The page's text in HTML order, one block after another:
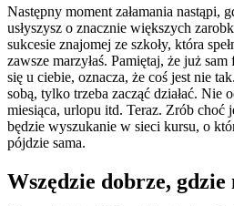
Następny moment załamania nastąpi,
usłyszysz o znacznie większych
sukcesie znajomej ze szkoły, która
zawsze marzyłaś. Pamiętaj, że już
się u ciebie, oznacza, że coś jest nie
sobą, tylko trzeba zacząć działać. Nie
miesiąca, urlopu itd. Teraz. Zrób choć
będzie wyszukanie w sieci kursu, o
pójdzie sama.
Wszędzie dobrze, gdzie